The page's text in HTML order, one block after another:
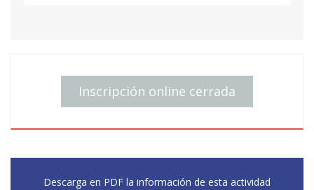
Inscripción online cerrada
Descarga en PDF la información de esta actividad